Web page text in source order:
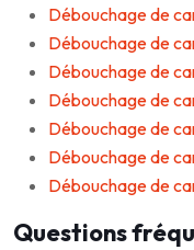
Débouchage de
Débouchage de
Débouchage de
Débouchage de
Débouchage de
Débouchage de
Débouchage de
Questions